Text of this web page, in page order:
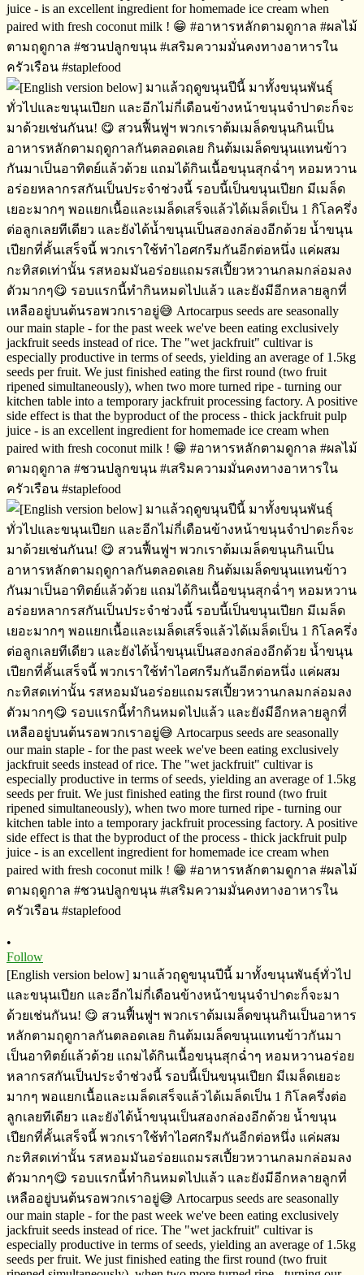
•
Follow
[English version below] มาแล้วฤดูขนุนปีนี้​ มาทั้งขนุนพันธุ์​ทั่วไป
และขนุนเปียก​ และอีกไม่กี่เดือนข้างหน้าขนุนจำปาดะก็จะมา
ด้วยเช่นกันน! 😋 สวนฟื้นฟูฯ​ พวกเราต้มเมล็ดขนุนกินเป็นอาหาร
หลักตามฤดูกาล​​กันตลอดเลย​ กินต้มเมล็ดขนุนแทนข้าวกันมา
เป็นอาทิตย์​แล้วด้วย แถมได้กินเนื้อขนุนสุกฉ่ำๆ​ หอมหวาน​อร่อย
หลากรสกันเป็นประจำ​ช่วงนี้​ รอบนี้เป็นขนุนเปียก​ มีเมล็ดเยอะ
มากๆ​ พอแยกเนื้อและเมล็ดเสร็จ​แล้ว​ได้เมล็ดเป็น​ 1 กิโลครึ่งต่อ
ลูก​เลยทีเดียว​ และยังได้น้ำขนุนเป็นสองกล่องอีกด้วย​ น้ำขนุน
เปียกที่คั้นเสร็จ​นี้​ พวกเราใช้ทำไอศกรีม​กันอีกต่อหนึ่ง​ แค่ผสม
กะทิสด​เท่านั้น​ รสหอมมันอร่อยแถมรสเปี้ยวหวานกลมกล่อม​ลง
ตัวมากๆ​😋 รอบแรกนี้ทำกินหมดไปแล้ว และยังมีอีกหลายลูกที่
เหลืออยู่บนต้นรอพวกเราอยู่​😅 Artocarpus seeds are seasonally
our main staple - for the past week we've been eating exclusively
jackfruit seeds instead of rice. The "wet jackfruit" cultivar is
especially productive in terms of seeds, yielding an average of 1.5kg
seeds per fruit. We just finished eating the first round (two fruit